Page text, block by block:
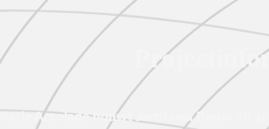
Accolade bouwt Jorritsma Bouw 38